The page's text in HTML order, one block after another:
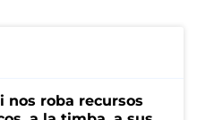
nos roba recursos